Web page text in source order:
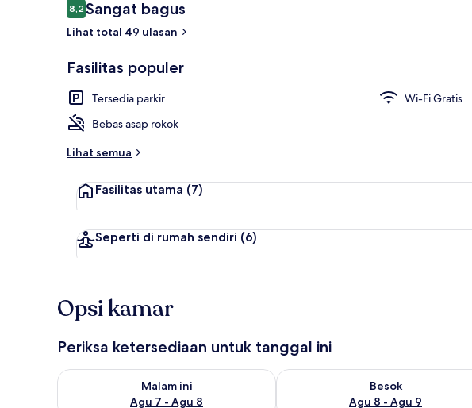
Ulasan
8,28,2 dari 10
Sangat bagus
Lihat total 49 ulasan
Fasilitas populer
Tersedia parkir
Wi-Fi Gratis
Bebas asap rokok
Lihat semua
Fasilitas utama (7)
Seperti di rumah sendiri (6)
Opsi kamar
Periksa ketersediaan untuk tanggal ini
Malam ini
Agu 7 - Agu 8
Periksa ketersediaan untuk malam ini Agu 7 - Agu 8
Besok
Agu 8 - Agu 9
Periksa ketersediaan untuk besok